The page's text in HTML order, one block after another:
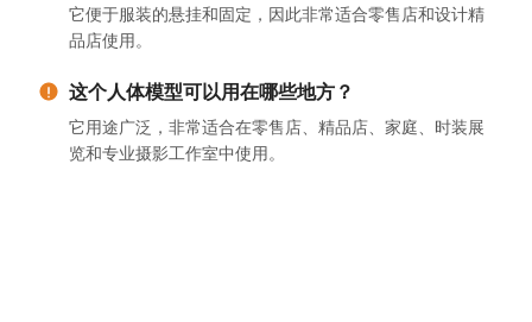
它便于服装的悬挂和固定，因此非常适合零售店和设计精
品店使用。
这个人体模型可以用在哪些地方？
它用途广泛，非常适合在零售店、精品店、家庭、时装展
览和专业摄影工作室中使用。